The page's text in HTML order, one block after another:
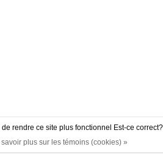
À PROPOS
rendre ce site plus fonctionnel Est-ce correct?
savoir plus sur les témoins (cookies) »